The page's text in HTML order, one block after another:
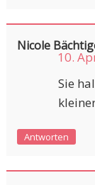
Nicole
10.
Sie
Antworten